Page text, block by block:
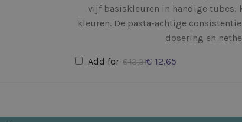
vijf basiskleuren in handige tubes,
kleuren. De pasta-achtige
dosering en
Add for € €